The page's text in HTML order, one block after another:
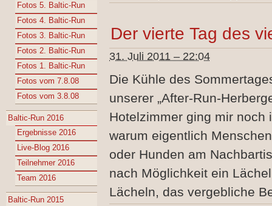
Fotos 5. Baltic-Run
Fotos 4. Baltic-Run
Fotos 3. Baltic-Run
Fotos 2. Baltic-Run
Fotos 1. Baltic-Run
Fotos vom 7.8.08
Fotos vom 3.8.08
Baltic-Run 2016
Ergebnisse 2016
Live-Blog 2016
Teilnehmer 2016
Team 2016
Baltic-Run 2015
Der vierte Tag des
31. Juli 2011 – 22:04
Die Kühle des
unserer „After-Run-
Hotelzimmer ging mir noch
warum eigentlich
oder Hunden am
nach Möglichkeit ein
Lächeln, das vergebliche